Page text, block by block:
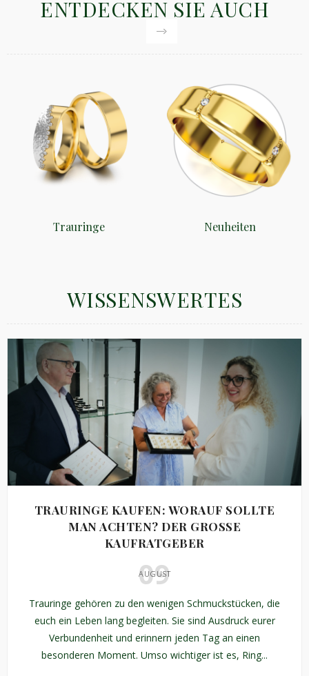
ENTDECKEN SIE AUCH
Trauringe Neuheiten
WISSENSWERTES
TRAURINGE KAUFEN: WORAUF SOLLTE
MAN ACHTEN? DER GROSSE K
AUFRATGEBER
09
AUGUST
Trauringe gehören zu den wenigen Schmuckstücken, die
euch ein Leben lang begleiten. Sie sind Ausdruck eurer
Verbundenheit und erinnern jeden Tag an einen
besonderen Moment. Umso wichtiger ist es, Ring...